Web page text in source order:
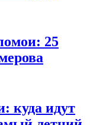
25
куда идут